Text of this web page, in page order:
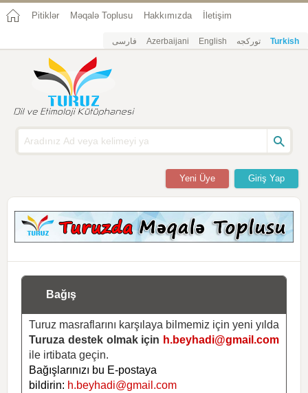
Pitiklər Məqalə Toplusu Hakkımızda İletişim
فارسی Azerbaijani English تورکجه Turkish
Giriş Yap
Yeni Üye
Bağış
Turuz masraflarını karşılaya bilmemiz için yeni yılda
Turuza destek olmak için h.beyhadi@gmail.com
ile irtibata geçin.
Bağışlarınızı bu E-postaya
bildirin: h.beyhadi@gmail.com